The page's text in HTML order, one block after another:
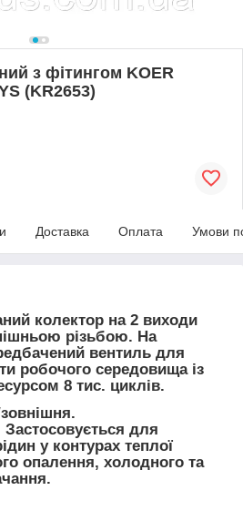
з фітингом KOER
(KR2653)
Доставка Оплата Умови
колектор на 2 виходи
різьбою. На
вентиль для
робочого середовища із
8 тис. циклів.
для
у контурах теплої
опалення, холодного та